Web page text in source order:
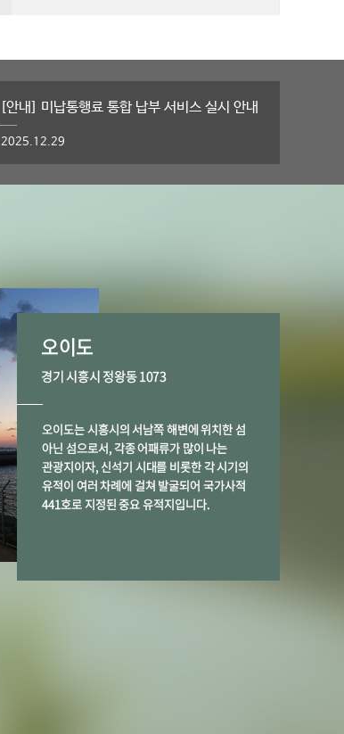
[안내] 미납통행료 통합 납부 서비스 실시 안내
2025.12.29